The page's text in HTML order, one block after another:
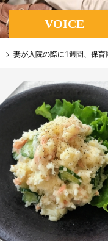
VOICE
妻が入院の際に1週間、保育園の送り迎えと家事全般をお願いしました。私が仕事を